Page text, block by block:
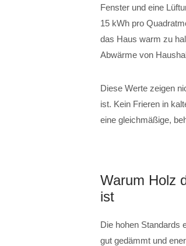
Fenster und eine
15 kWh pro
das Haus warm zu
Abwärme von
Diese Werte zeigen
ist. Kein Frieren in
eine gleichmäßige,
Warum Holz
ist
Die hohen Standards
gut gedämmt und